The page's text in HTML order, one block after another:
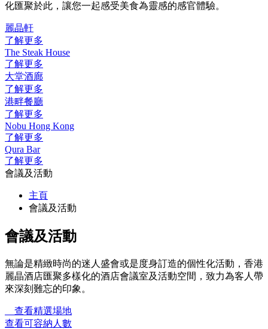
化匯聚於此，讓您一起感受美食為靈感的感官體驗。
麗晶軒
了解更多
The Steak House
了解更多
大堂酒廊
了解更多
港畔餐廳
了解更多
Nobu Hong Kong
了解更多
Qura Bar
了解更多
會議及活動
主頁
會議及活動
會議及活動
無論是精緻時尚的迷人盛會或是度身訂造的個性化活動， 香港
麗晶酒店匯聚多樣化的酒店會議室及活動空間，致力為客人帶
來深刻難忘的印象。
查看精選場地
查看可容納人數